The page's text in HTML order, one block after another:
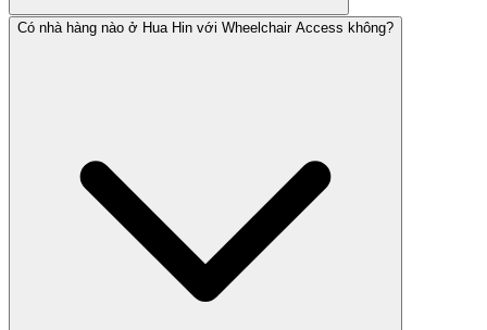
Có nhà hàng nào ở Hua Hin với Wheelchair Access không?